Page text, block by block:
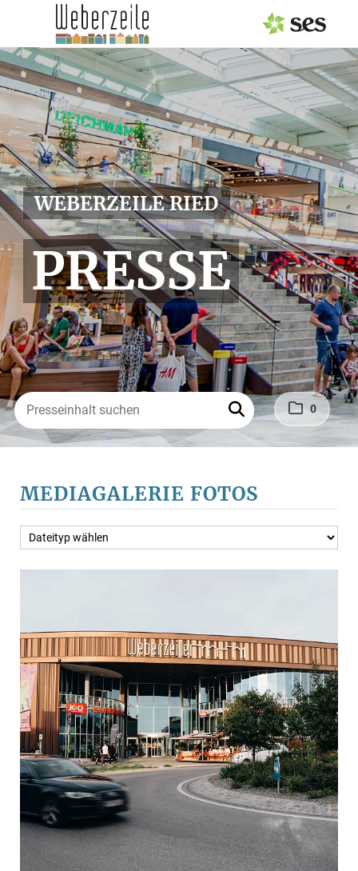
0
WEBERZEILE RIED
PRESSE
PRESSEAUSSENDUNGEN
MEDIAGALERIE
Fotos
Personen
Center
Gastronomie
Events
Service
Logos
Pressemappe
PRESSEKONTAKT
MEDIAGALERIE FOTOS